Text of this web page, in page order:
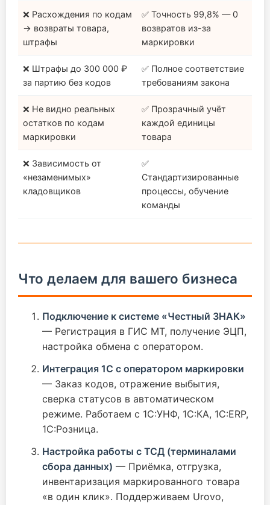
❌ Расхождения по кодам
→ возвраты товара,
штрафы
✅ Точность 99,8% — 0
возвратов из-за
маркировки
❌ Штрафы до 300 000 ₽
за партию без кодов
✅ Полное соответствие
требованиям закона
❌ Не видно реальных
остатков по кодам
маркировки
✅ Прозрачный учёт
каждой единицы
товара
❌ Зависимость от
«незаменимых»
кладовщиков
✅
Стандартизированные
процессы, обучение
команды
Что делаем для вашего бизнеса
Подключение к системе «Честный ЗНАК»
— Регистрация в ГИС МТ, получение ЭЦП,
настройка обмена с оператором.
Интеграция 1С с оператором маркировки
— Заказ кодов, отражение выбытия,
сверка статусов в автоматическом
режиме. Работаем с 1С:УНФ, 1С:КА, 1С:ERP,
1С:Розница.
Настройка работы с ТСД (терминалами
сбора данных) — Приёмка, отгрузка,
инвентаризация маркированного товара
«в один клик». Поддерживаем Urovo,